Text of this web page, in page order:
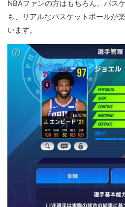
NBAファンの方はもちろん、バス
も、リアルなバスケットボールが
います。